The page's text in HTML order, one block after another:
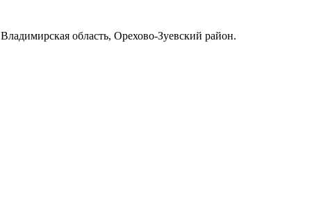
Владимирская область, Орехово-Зуевский район.